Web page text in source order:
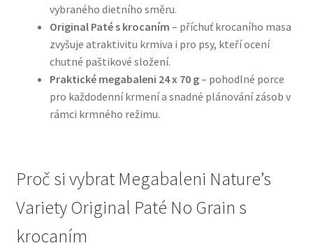
Konzervy a kapsičky pro psy
N&D Farmina pro psy — Italské holistic krmivo
Oblečky pro psy
Ortopedické pelíšky
Přepravky pro psy
vybraného dietního směru.
Original Paté s krocaním – příchuť krocaního masa
zvyšuje atraktivitu krmiva i pro psy, kteří ocení
chutné paštikové složení.
Praktické megabaleni 24 x 70 g– pohodlné porce
pro každodenní krmení a snadné plánování zásob v
rámci krmného režimu.
Proč si vybrat Megabaleni Nature’s
Variety Original Paté No Grain s
krocaním